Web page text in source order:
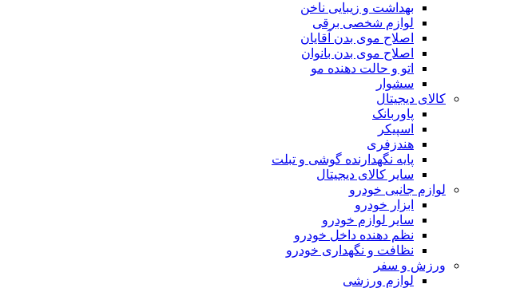
بهداشت و زیبایی ناخن
لوازم شخصی برقی
اصلاح موی بدن آقایان
اصلاح موی بدن بانوان
اتو و حالت دهنده مو
سشوار
کالای دیجیتال
پاوربانک
اسپیکر
هندزفری
پایه نگهدارنده گوشی و تبلت
سایر کالای دیجیتال
لوازم جانبی خودرو
ابزار خودرو
سایر لوازم خودرو
نظم دهنده داخل خودرو
نظافت و نگهداری خودرو
ورزش و سفر
لوازم ورزشی